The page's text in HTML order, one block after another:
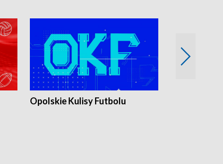
Opolskie Kulisy Futbolu